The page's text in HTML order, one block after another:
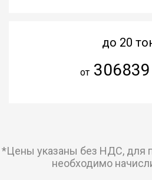
до 20
от306839
*Цены указаны без НДС, для
необходимо